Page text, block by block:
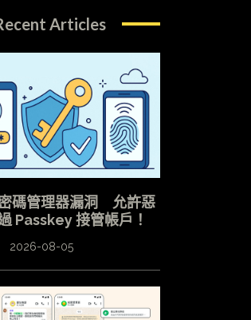
Articles
碼管理器漏洞 允許惡
Passkey 接管帳戶！
2026-08-05